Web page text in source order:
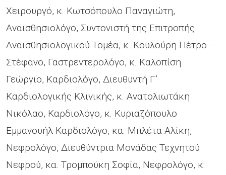
Χειρουργό, κ. Κωτσόπουλο Παναγιώτη,
Αναισθησιολόγο, Συντονιστή της Επιτροπής
Αναισθησιολογικού Τομέα, κ. Κουλούρη Πέτρο –
Στέφανο, Γαστρεντερολόγο, κ. Kαλοπίση
Γεώργιο, Καρδιολόγο, Διευθυντή Γ’
Καρδιολογικής Κλινικής, κ. Ανατολιωτάκη
Νικόλαο, Καρδιολόγο, κ. Κυριαζόπουλο
Εμμανουήλ Καρδιολόγο, κα. Μπλέτα Αλίκη,
Νεφρολόγο, Διευθύντρια Μονάδας Τεχνητού
Νεφρού, κα. Τρομπούκη Σοφία, Nεφρολόγο, κ.